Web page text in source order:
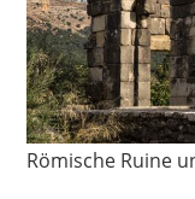
Römische Ruine